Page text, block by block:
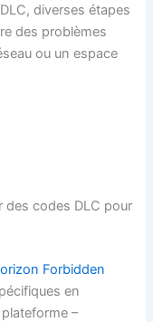
diverses étapes
des problèmes
ou un espace
des codes DLC pour
Forbidden
en
–